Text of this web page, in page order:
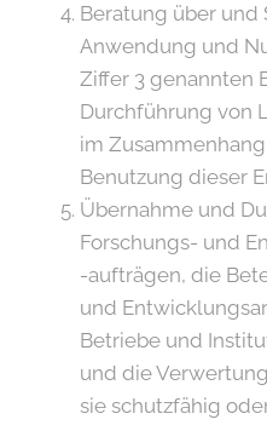
Beratung über und
Anwendung und
Ziffer 3 genannten
Durchführung von
im
Benutzung dieser
Übernahme und
Forschungs- und
-aufträgen, die
und
Betriebe und
und die
sie schutzfähig